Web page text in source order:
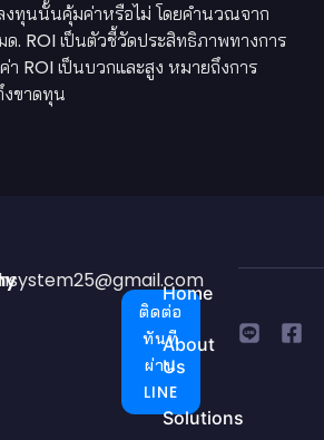
งทุนนั้นคุ้มค่าหรือไม่ โดยคำนวณจาก
. ROI เป็นตัวชี้วัดประสิทธิภาพทางการ
า ROI เป็นบวกและสูง หมายถึงการ
ขาดทุน
ติดต่อ
ทันที
ผ่าน
LINE
Home
About
Us
Solutions